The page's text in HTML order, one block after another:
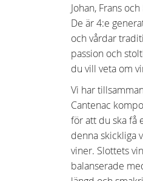
Johan, Frans
De är 4:e
och vårdar
passion och
du vill veta om
Vi har
Cantenac
för att du ska få
denna skickliga
viner. Slottets
balanserade